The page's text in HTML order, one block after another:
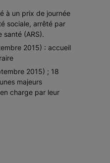
à un prix de journée
sociale, arrêté par
santé (ARS).
2015) : accueil
2015) ; 18
majeurs
charge par leur